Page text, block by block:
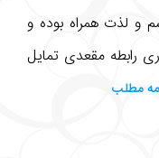
و لذت همراه بوده و
رابطه مقعدی تمایل
مطلب